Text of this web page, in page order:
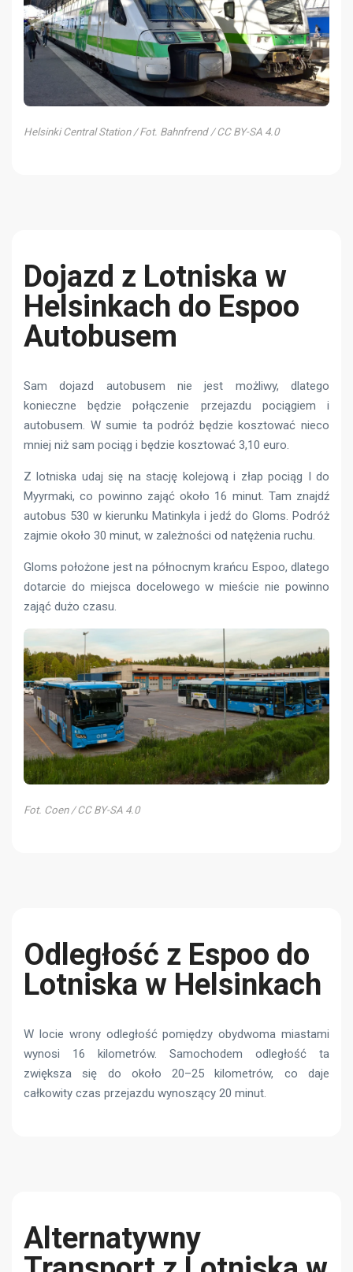
Helsinki Central Station / Fot. Bahnfrend / CC BY-SA 4.0
Dojazd z Lotniska w
Helsinkach do Espoo
Autobusem
Sam dojazd autobusem nie jest możliwy, dlatego
konieczne będzie połączenie przejazdu pociągiem i
autobusem. W sumie ta podróż będzie kosztować nieco
mniej niż sam pociąg i będzie kosztować 3,10 euro.
Z lotniska udaj się na stację kolejową i złap pociąg I do
Myyrmaki, co powinno zająć około 16 minut. Tam znajdź
autobus 530 w kierunku Matinkyla i jedź do Gloms. Podróż
zajmie około 30 minut, w zależności od natężenia ruchu.
Gloms położone jest na północnym krańcu Espoo, dlatego
dotarcie do miejsca docelowego w mieście nie powinno
zająć dużo czasu.
Fot. Coen / CC BY-SA 4.0
Odległość z Espoo do
Lotniska w Helsinkach
W locie wrony odległość pomiędzy obydwoma miastami
wynosi 16 kilometrów. Samochodem odległość ta
zwiększa się do około 20–25 kilometrów, co daje
całkowity czas przejazdu wynoszący 20 minut.
Alternatywny